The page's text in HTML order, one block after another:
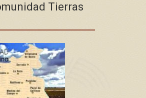
Tierras